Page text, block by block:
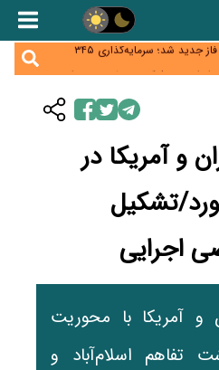
باقی‌مانده نباشند؛ خرید دینار در
جنگ کریدورها وارد فاز جدید شد؛ سرمایه‌گذاری ۳۴۵
در حمایت از تولید
تأمین ۸۰ همت معوقات بازنشستگان؛ بانک رفاه
و آمریکا در
تشکیل
اجرایی
و آمریکا با محوریت
تفاهم اسلام‌آباد و